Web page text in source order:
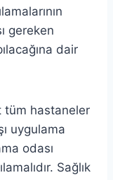
gereken
dair
tüm hastaneler
uygulama
odası
Sağlık